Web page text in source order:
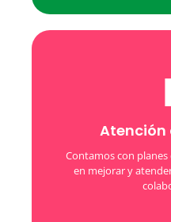
Atención
Contamos con
en mejorar y
Solicita una
beneficios que